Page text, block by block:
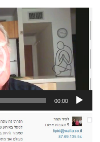
וידאו
00:00